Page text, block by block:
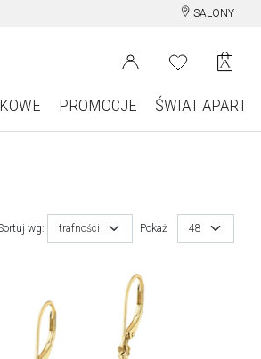
SALONY
PROMOCJE ŚWIAT APART
wg: trafności Pokaż 48